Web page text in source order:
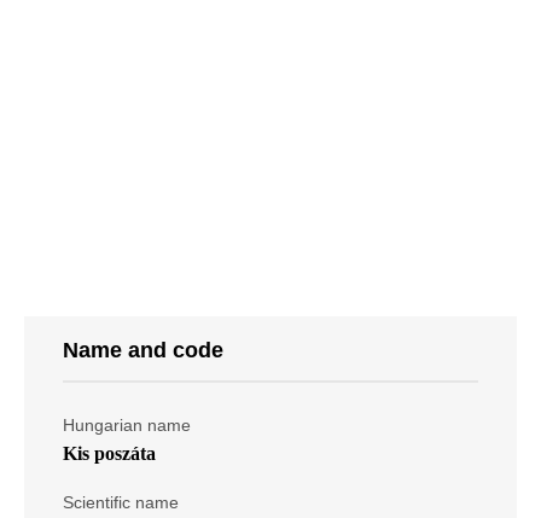
Name and code
Hungarian name
Kis poszáta
Scientific name